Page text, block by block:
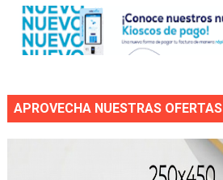
APROVECHA NUESTRAS OFERTAS